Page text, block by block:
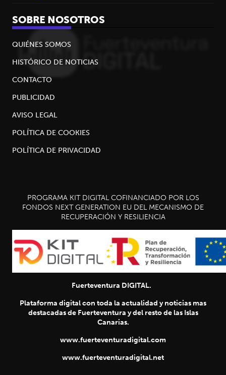
SOBRE NOSOTROS
QUIÉNES SOMOS
HISTÓRICO DE NOTICIAS
CONTACTO
PUBLICIDAD
AVISO LEGAL
POLÍTICA DE COOKIES
POLÍTICA DE PRIVACIDAD
PROGRAMA KIT DIGITAL COFINANCIADO POR LOS
FONDOS NEXT GENERATION EU DEL MECANISMO DE
RECUPERACIÓN Y RESILIENCIA
Fuerteventura DIGITAL.
Plataforma digital con toda la actualidad y noticias mas
destacadas de Fuerteventura y del resto de las Islas
Canarias.
www.fuerteventuradigital.com
www.fuerteventuradigital.net